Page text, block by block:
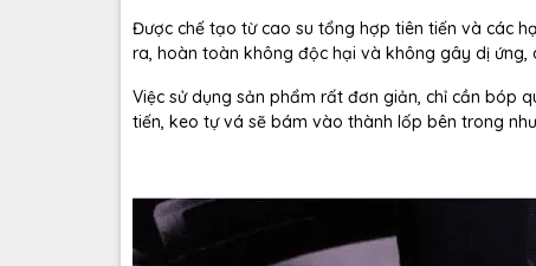
Được chế tạo từ cao su tổng hợp tiên tiến và các
ra, hoàn toàn không độc hại và không gây dị ứng,
Việc sử dụng sản phẩm rất đơn giản, chỉ cần bóp
tiến, keo tự vá sẽ bám vào thành lốp bên trong